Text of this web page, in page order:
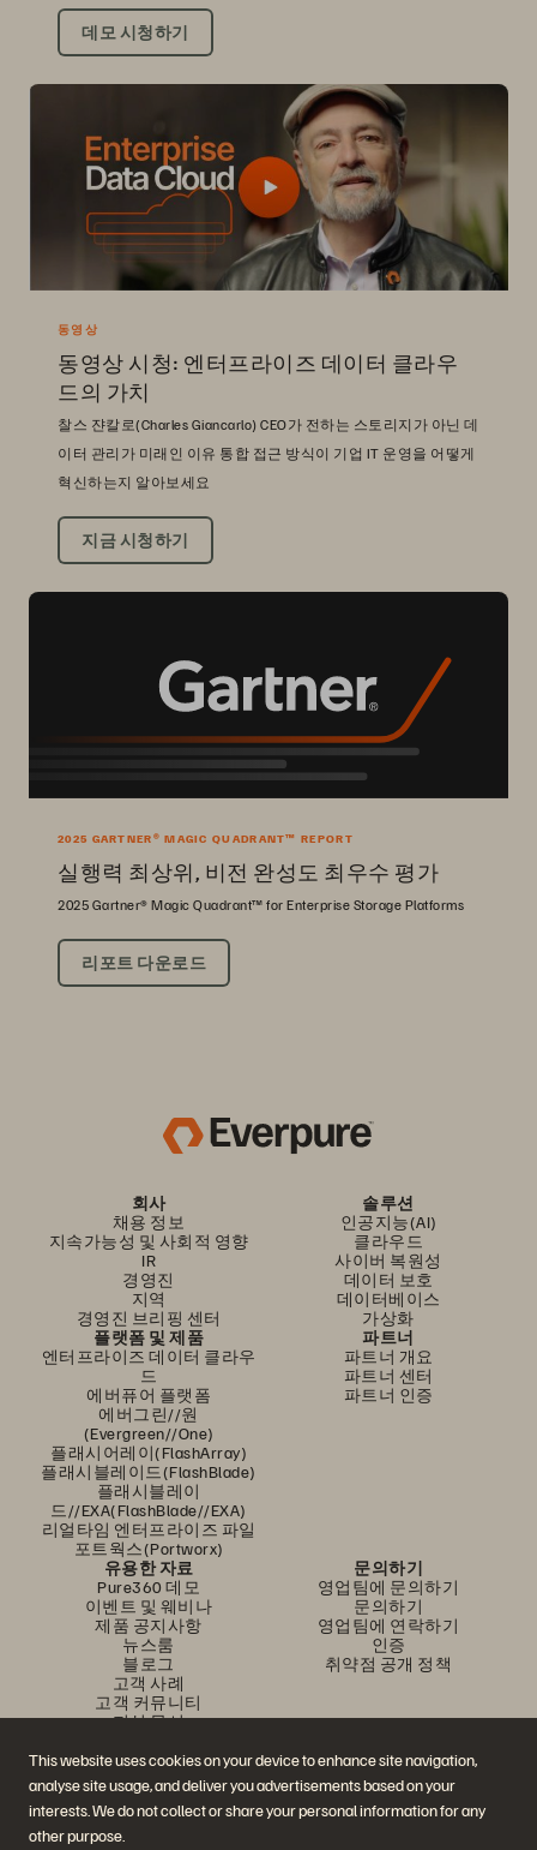
This website uses cookies on your device to enhance site navigation,
analyse site usage, and deliver you advertisements based on your
interests. We do not collect or share your personal information for any
other purpose.
데모 시청하기
동영상
동영상 시청: 엔터프라이즈 데이터 클라우
드의 가치
찰스 쟌칼로(Charles Giancarlo) CEO가 전하는 스토리지가 아닌 데
이터 관리가 미래인 이유 통합 접근 방식이 기업 IT 운영을 어떻게
혁신하는지 알아보세요
지금 시청하기
2025 GARTNER® MAGIC QUADRANT™ REPORT
실행력 최상위, 비전 완성도 최우수 평가
2025 Gartner® Magic Quadrant™ for Enterprise Storage Platforms
리포트 다운로드
회사
채용 정보
지속가능성 및 사회적 영향
IR
경영진
지역
경영진 브리핑 센터
솔루션
인공지능(AI)
클라우드
사이버 복원성
데이터 보호
데이터베이스
가상화
플랫폼 및 제품
엔터프라이즈 데이터 클라우
드
에버퓨어 플랫폼
에버그린//원
(Evergreen//One)
플래시어레이(FlashArray)
플래시블레이드(FlashBlade)
플래시블레이
드//EXA(FlashBlade//EXA)
리얼타임 엔터프라이즈 파일
포트웍스(Portworx)
파트너
파트너 개요
파트너 센터
파트너 인증
유용한 자료
Pure360 데모
이벤트 및 웨비나
제품 공지사항
뉴스룸
블로그
고객 사례
고객 커뮤니티
지식 문서
문의하기
영업팀에 문의하기
문의하기
영업팀에 연락하기
인증
취약점 공개 정책
문의하기
에버퓨어(Everpure) 공식 소셜미디어 팔로우하기